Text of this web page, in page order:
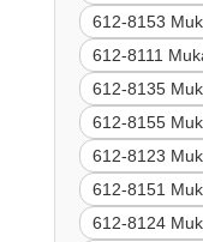
612-8153
612-8111
612-8135
612-8155
612-8123
612-8151
612-8124